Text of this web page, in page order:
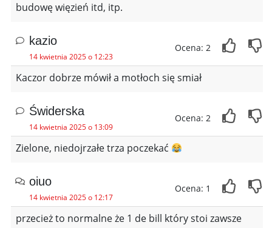
budowę więzień itd, itp.
kazio
14 kwietnia 2025 o 12:23
Ocena: 2
Kaczor dobrze mówił a motłoch się smiał
Świderska
14 kwietnia 2025 o 13:09
Ocena: 2
Zielone, niedojrzałe trza poczekać
oiuo
14 kwietnia 2025 o 12:17
Ocena: 1
przecież to normalne że 1 de bill który stoi zawsze